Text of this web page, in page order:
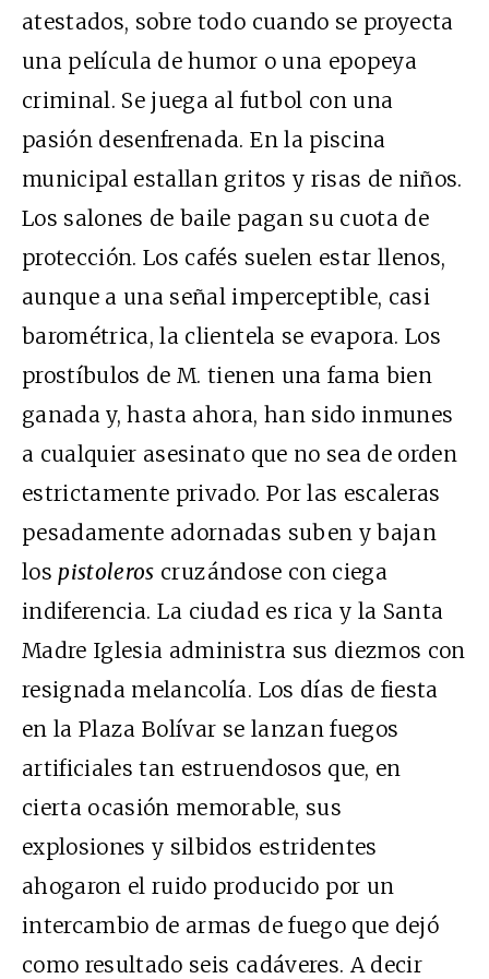
atestados, sobre todo cuando se proyecta
una película de humor o una epopeya
criminal. Se juega al futbol con una
pasión desenfrenada. En la piscina
municipal estallan gritos y risas de niños.
Los salones de baile pagan su cuota de
protección. Los cafés suelen estar llenos,
aunque a una señal imperceptible, casi
barométrica, la clientela se evapora. Los
prostíbulos de M. tienen una fama bien
ganada y, hasta ahora, han sido inmunes
a cualquier asesinato que no sea de orden
estrictamente privado. Por las escaleras
pesadamente adornadas suben y bajan
los pistoleros cruzándose con ciega
indiferencia. La ciudad es rica y la Santa
Madre Iglesia administra sus diezmos con
resignada melancolía. Los días de fiesta
en la Plaza Bolívar se lanzan fuegos
artificiales tan estruendosos que, en
cierta ocasión memorable, sus
explosiones y silbidos estridentes
ahogaron el ruido producido por un
intercambio de armas de fuego que dejó
como resultado seis cadáveres. A decir